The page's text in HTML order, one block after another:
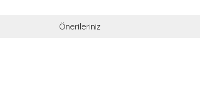
Önerileriniz